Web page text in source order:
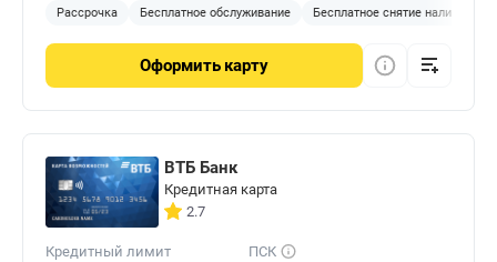
Рассрочка Бесплатное обслуживание Бесплатное снятие наличных
Оформить карту
ВТБ Банк
Кредитная карта
2.7
Кредитный лимит
ПСК